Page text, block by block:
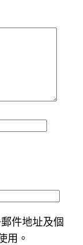
件地址及個
用。